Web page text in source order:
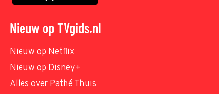
Nieuw op TVgids.nl
Nieuw op Netflix
Nieuw op Disney+
Alles over Pathé Thuis